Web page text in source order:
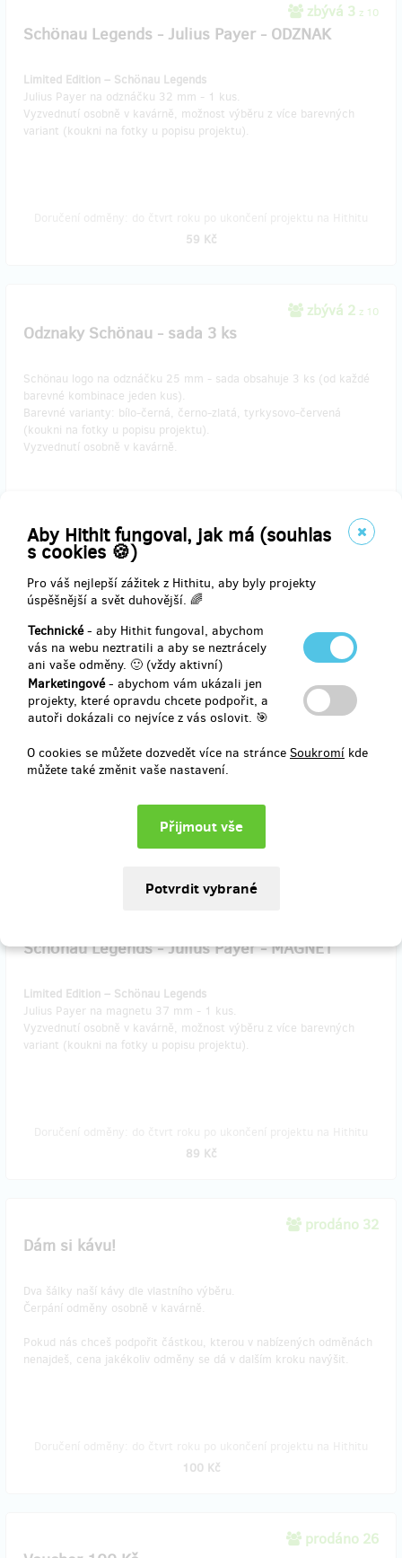
Aby Hithit fungoval, jak má (souhlas
s cookies 🍪)
Pro váš nejlepší zážitek z Hithitu, aby byly projekty
úspěšnější a svět duhovější. 🌈
Technické- aby Hithit fungoval, abychom
vás na webu neztratili a aby se neztrácely
ani vaše odměny. 🙂 (vždy aktivní)
Marketingové- abychom vám ukázali jen
projekty, které opravdu chcete podpořit, a
autoři dokázali co nejvíce z vás oslovit. 🎯
O cookies se můžete dozvedět více na stránce Soukromí kde
můžete také změnit vaše nastavení.
zbývá 3 z 10
Schönau Legends - Julius Payer - ODZNAK
Limited Edition – Schönau Legends
Julius Payer na odznáčku 32 mm - 1 kus.
Vyzvednutí osobně v kavárně, možnost výběru z více barevných
variant (koukni na fotky u popisu projektu).
59 Kč
zbývá 2 z 10
Odznaky Schönau - sada 3 ks
Schönau logo na odznáčku 25 mm - sada obsahuje 3 ks (od každé
barevné kombinace jeden kus).
Barevné varianty: bílo-černá, černo-zlatá, tyrkysovo-červená
(koukni na fotky u popisu projektu).
Vyzvednutí osobně v kavárně.
Doručení odměny: do čtvrt roku po ukončení projektu na Hithitu
Schönau Legends - Paul Kohner - MAGNET
Limited Edition – Schönau Legends
Paul Kohner na magnetu 37 mm - 1 kus.
Vyzvednutí osobně v kavárně, možnost výběru z více barevných
variant (koukni na fotky u popisu projektu).
Doručení odměny: do čtvrt roku po ukončení projektu na Hithitu
Schönau Legends - Julius Payer - MAGNET
Limited Edition – Schönau Legends
Julius Payer na magnetu 37 mm - 1 kus.
Vyzvednutí osobně v kavárně, možnost výběru z více barevných
variant (koukni na fotky u popisu projektu).
89 Kč
prodáno 32
Dám si kávu!
Dva šálky naší kávy dle vlastního výběru.
Čerpání odměny osobně v kavárně.
Pokud nás chceš podpořit částkou, kterou v nabízených odměnách
nenajdeš, cena jakékoliv odměny se dá v dalším kroku navýšit.
100 Kč
prodáno 26